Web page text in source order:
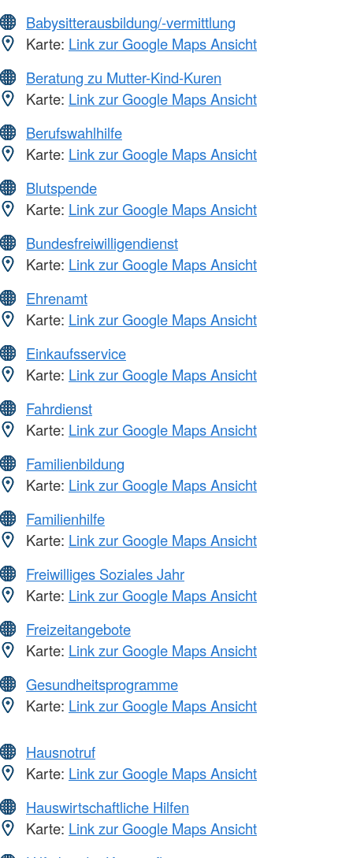
Babysitterausbildung/-vermittlung
Karte: Link zur Google Maps Ansicht
Beratung zu Mutter-Kind-Kuren
Karte: Link zur Google Maps Ansicht
Berufswahlhilfe
Karte: Link zur Google Maps Ansicht
Blutspende
Karte: Link zur Google Maps Ansicht
Bundesfreiwilligendienst
Karte: Link zur Google Maps Ansicht
Ehrenamt
Karte: Link zur Google Maps Ansicht
Einkaufsservice
Karte: Link zur Google Maps Ansicht
Fahrdienst
Karte: Link zur Google Maps Ansicht
Familienbildung
Karte: Link zur Google Maps Ansicht
Familienhilfe
Karte: Link zur Google Maps Ansicht
Freiwilliges Soziales Jahr
Karte: Link zur Google Maps Ansicht
Freizeitangebote
Karte: Link zur Google Maps Ansicht
Gesundheitsprogramme
Karte: Link zur Google Maps Ansicht
Hausnotruf
Karte: Link zur Google Maps Ansicht
Hauswirtschaftliche Hilfen
Karte: Link zur Google Maps Ansicht